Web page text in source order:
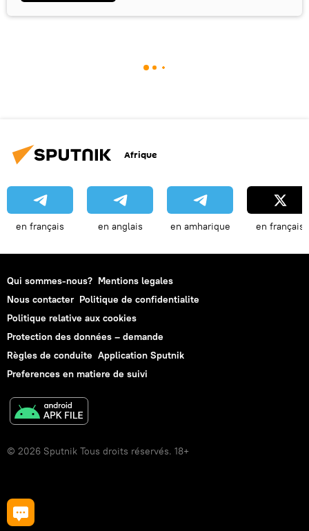
Afrique
en français en anglais en amharique en français
Qui sommes-nous? Mentions legales
Nous contacter Politique de confidentialite
Politique relative aux cookies
Protection des données – demande
Règles de conduite Application Sputnik
Preferences en matiere de suivi
© 2026 Sputnik Tous droits réservés. 18+